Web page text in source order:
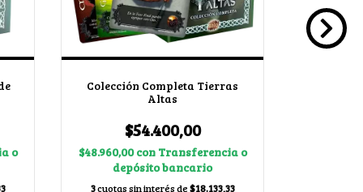
o
Colección Completa Tierras
Altas
$54.400,00
$48.960,00con Transferencia o
depósito bancario
3cuotas sin interés de$18.133,33